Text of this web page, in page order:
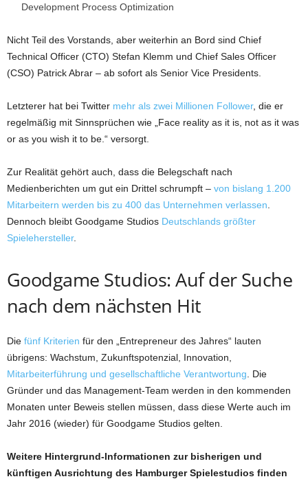
Development Process Optimization
Nicht Teil des Vorstands, aber weiterhin an Bord sind Chief
Technical Officer (CTO) Stefan Klemm und Chief Sales Officer
(CSO) Patrick Abrar – ab sofort als Senior Vice Presidents.
Letzterer hat bei Twitter mehr als zwei Millionen Follower, die er
regelmäßig mit Sinnsprüchen wie „Face reality as it is, not as it was
or as you wish it to be.“ versorgt.
Zur Realität gehört auch, dass die Belegschaft nach
Medienberichten um gut ein Drittel schrumpft – von bislang 1.200
Mitarbeitern werden bis zu 400 das Unternehmen verlassen
Dennoch bleibt Goodgame Studios Deutschlands größter
Spielehersteller.
Goodgame Studios: Auf der Suche
nach dem nächsten Hit
Die fünf Kriterien für den „Entrepreneur des Jahres“ lauten
übrigens: Wachstum, Zukunftspotenzial, Innovation,
Mitarbeiterführung und gesellschaftliche Verantwortung . Die
Gründer und das Management-Team werden in den kommenden
Monaten unter Beweis stellen müssen, dass diese Werte auch im
Jahr 2016 (wieder) für Goodgame Studios gelten.
Weitere Hintergrund-Informationen zur bisherigen und
künftigen Ausrichtung des Hamburger Spielestudios finden